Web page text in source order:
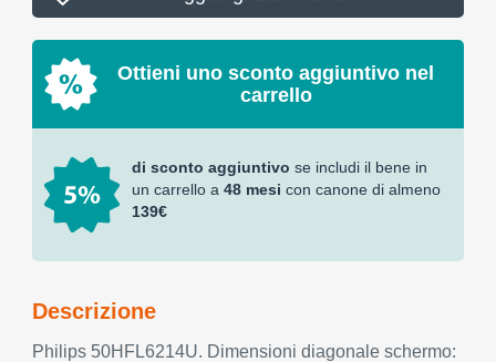
Ottieni uno sconto aggiuntivo nel
carrello
di sconto aggiuntivo se includi il bene in
un carrello a 48 mesi con canone di almeno
139€
Descrizione
Philips 50HFL6214U. Dimensioni diagonale schermo: